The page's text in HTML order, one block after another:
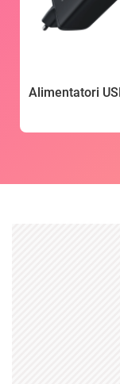
Alimentatori